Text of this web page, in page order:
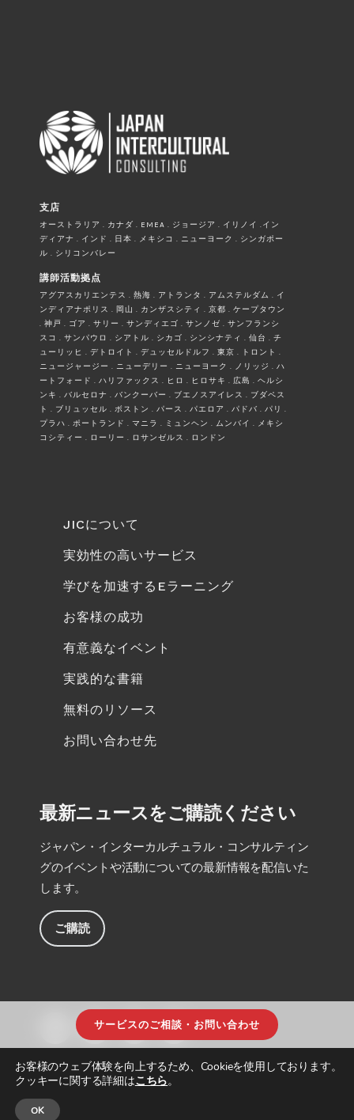
支店
オーストラリア . カナダ . EMEA . ジョージア . イリノイ .イン
ディアナ . インド . 日本 . メキシコ . ニューヨーク . シンガポー
ル . シリコンバレー
講師活動拠点
アグアスカリエンテス . 熱海 . アトランタ . アムステルダム . イ
ンディアナポリス . 岡山 . カンザスシティ . 京都 . ケープタウン
. 神戸 . ゴア . サリー . サンディエゴ . サンノゼ . サンフランシ
スコ . サンパウロ . シアトル . シカゴ . シンシナティ . 仙台 . チ
ューリッヒ . デトロイト . デュッセルドルフ . 東京 . トロント .
ニュージャージー . ニューデリー . ニューヨーク . ノリッジ . ハ
ートフォード . ハリファックス . ヒロ . ヒロサキ . 広島 . ヘルシ
ンキ . バルセロナ . バンクーバー . ブエノスアイレス . ブダペス
ト . ブリュッセル . ボストン . パース . パエロア . パドバ . パリ .
プラハ . ポートランド . マニラ . ミュンヘン . ムンバイ . メキシ
コシティー . ローリー . ロサンゼルス . ロンドン
JICについて
実効性の高いサービス
学びを加速するEラーニング
お客様の成功
有意義なイベント
実践的な書籍
無料のリソース
お問い合わせ先
最新ニュースをご購読ください
ジャパン・インターカルチュラル・コンサルティン
グのイベントや活動についての最新情報を配信いた
します。
ご購読
サービスのご相談・お問い合わせ
お客様のウェブ体験を向上するため、Cookieを使用しております。
クッキーに関する詳細はこちら。
OK